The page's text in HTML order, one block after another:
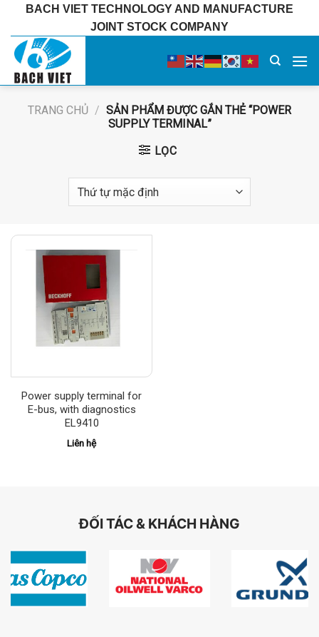
dung
BACH VIET TECHNOLOGY AND MANUFACTURE
JOINT STOCK COMPANY
TRANG CHỦ / SẢN PHẨM ĐƯỢC GẮN THẺ “POWER
SUPPLY TERMINAL”
LỌC
Power supply terminal for
E-bus, with diagnostics
EL9410
Liên hệ
ĐỐI TÁC & KHÁCH HÀNG